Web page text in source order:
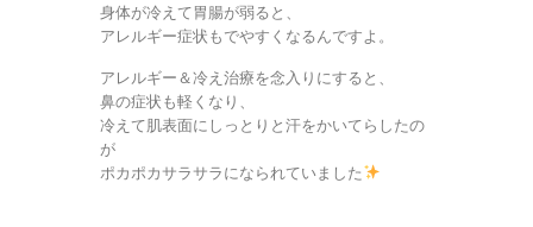
身体が冷えて胃腸が弱ると、
アレルギー症状もでやすくなるんですよ。
アレルギー＆冷え治療を念入りにすると、
鼻の症状も軽くなり、
冷えて肌表面にしっとりと汗をかいてらしたの
が
ポカポカサラサラになられていました